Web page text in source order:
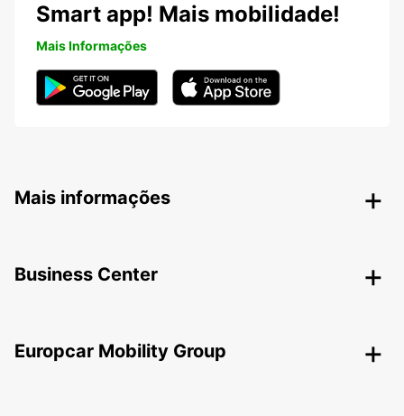
Smart app! Mais mobilidade!
Mais Informações
Mais informações
Business Center
Europcar Mobility Group